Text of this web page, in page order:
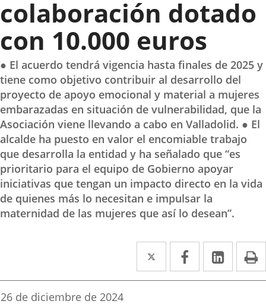
colaboración dotado
con 10.000 euros
● El acuerdo tendrá vigencia hasta finales de 2025 y
tiene como objetivo contribuir al desarrollo del
proyecto de apoyo emocional y material a mujeres
embarazadas en situación de vulnerabilidad, que la
Asociación viene llevando a cabo en Valladolid. ● El
alcalde ha puesto en valor el encomiable trabajo
que desarrolla la entidad y ha señalado que “es
prioritario para el equipo de Gobierno apoyar
iniciativas que tengan un impacto directo en la vida
de quienes más lo necesitan e impulsar la
maternidad de las mujeres que así lo desean”.
Twitter
Enlace
a
Facebook
Enlace
a
Enlace
a
Fecha
26 de diciembre de 2024